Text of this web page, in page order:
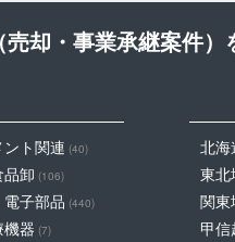
却・事業承継案件）
ト関連 (40)
卸 (106)
子部品 (440)
器 (7)
北海
東北
関東
甲